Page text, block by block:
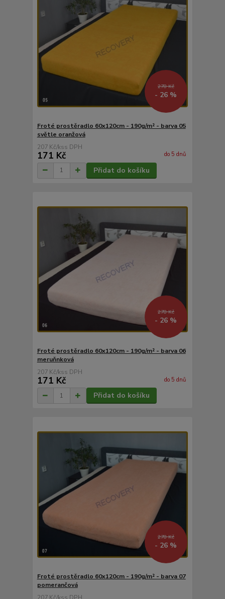
278 Kč
- 26 %
Froté prostěradlo 60x120cm - 190g/m² - barva 05
světle oranžová
207 Kč/ks
171 Kč do 5 dnů
Přidat do košíku
278 Kč
- 26 %
Froté prostěradlo 60x120cm - 190g/m² - barva 06
meruňnková
207 Kč/ks
171 Kč do 5 dnů
Přidat do košíku
278 Kč
- 26 %
Froté prostěradlo 60x120cm - 190g/m² - barva 07
pomerančová